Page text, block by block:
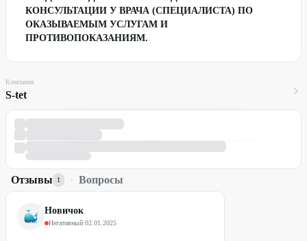
КОНСУЛЬТАЦИИ У ВРАЧА (СПЕЦИАЛИСТА) ПО
ОКАЗЫВАЕМЫМ УСЛУГАМ И
ПРОТИВОПОКАЗАНИЯМ.
Компания
S-tet
Отзывы 1 · Вопросы
Новичок
Негативный·02.01.2025